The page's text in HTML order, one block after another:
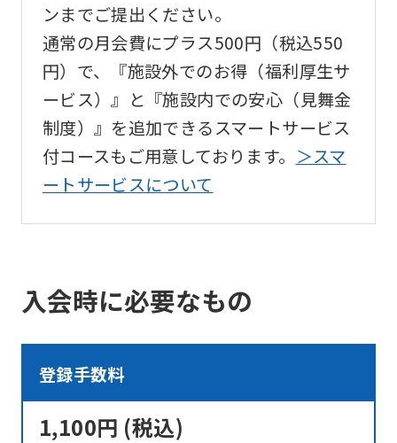
ンまでご提出ください。
通常の月会費にプラス500円（税込550
円）で、『施設外でのお得（福利厚生サ
ービス）』と『施設内での安心（見舞金
制度）』を追加できるスマートサービス
付コースもご用意しております。 ＞スマ
ートサービスについて
入会時に必要なもの
登録手数料
1,100円 (税込)